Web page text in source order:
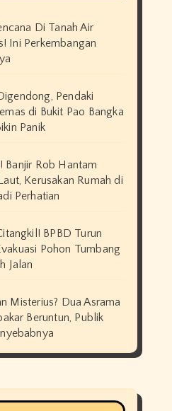
Di Tanah Air
Ini Perkembangan
Pendaki
di Bukit Pao Bangka
Panik
Banjir Rob Hantam
Kerusakan Rumah di
Perhatian
BPBD Turun
Pohon Tumbang
Jalan
Misterius? Dua Asrama
Beruntun, Publik